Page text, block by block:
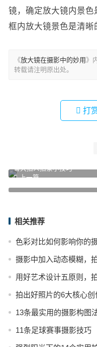
镜，确定放大镜内景
框内放大镜景色是清晰
《放大镜在摄影中的妙用 》
转载请注明原出处。
打
上一篇
雪天拍人拍景小技巧
相关推荐
色彩对比如何影响你的
摄影中加入动态模糊，
用好艺术设计五原则，
拍出好照片的6大核心创
13条最实用的摄影构图
11条足球赛事摄影技巧